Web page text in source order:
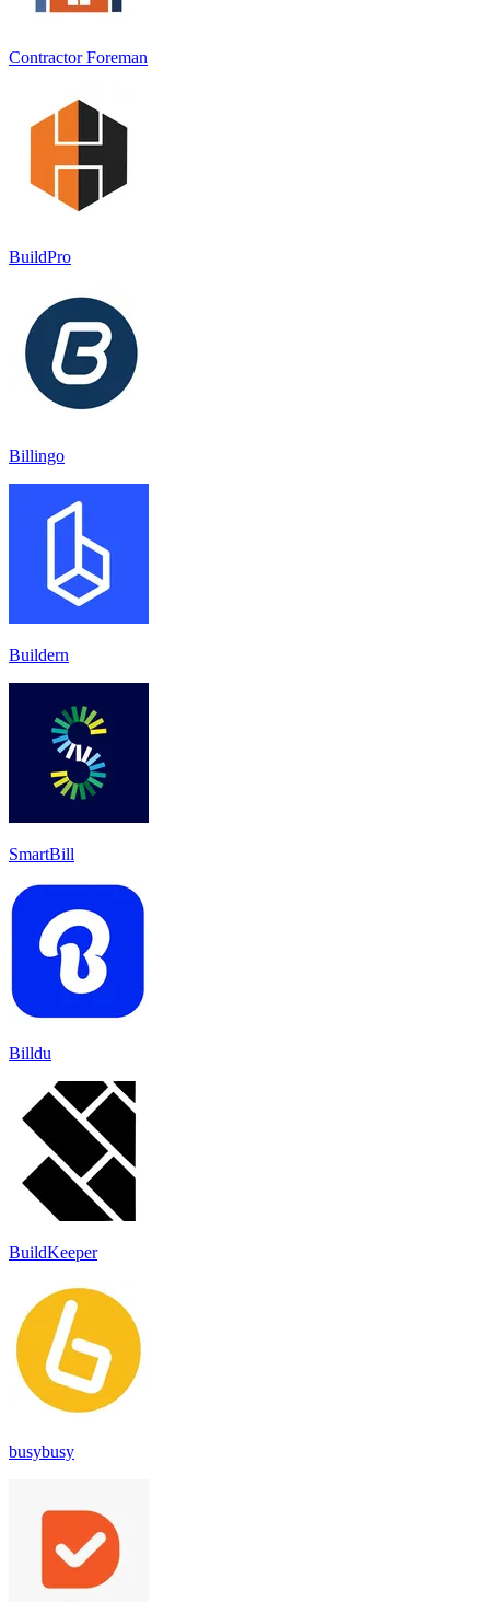
Contractor Foreman
BuildPro
Billingo
Buildern
SmartBill
Billdu
BuildKeeper
busybusy